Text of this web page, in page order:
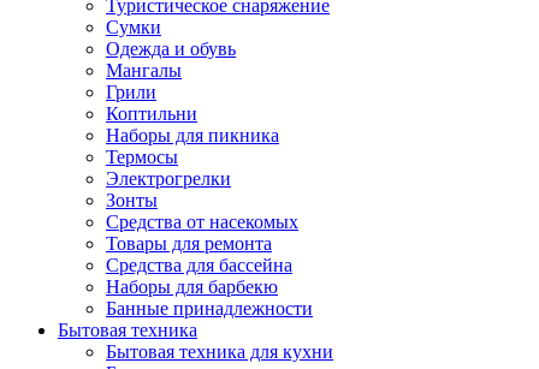
Туристическое снаряжение
Сумки
Одежда и обувь
Мангалы
Грили
Коптильни
Наборы для пикника
Термосы
Электрогрелки
Зонты
Средства от насекомых
Товары для ремонта
Средства для бассейна
Наборы для барбекю
Банные принадлежности
Бытовая техника
Бытовая техника для кухни